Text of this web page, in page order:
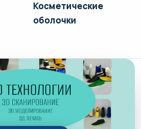
Косметические
оболочки